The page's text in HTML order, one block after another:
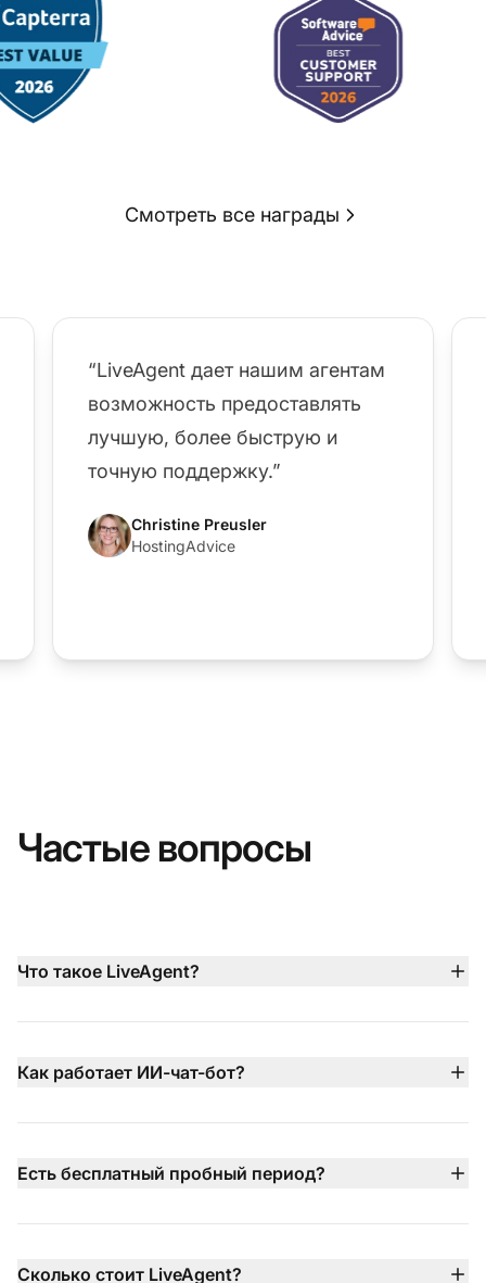
Смотреть все награды
“LiveAgent дает нашим агентам
возможность предоставлять
лучшую, более быструю и
точную поддержку.”
Christine Preusler
HostingAdvice
Частые вопросы
Что такое LiveAgent?
база знаний. Всё в одной панели, чтобы команда
Как работает ИИ-чат-бот?
Когда вопрос выходит за рамки — передаёт
Есть бесплатный пробный период?
подходит вашей команде.
Сколько стоит LiveAgent?